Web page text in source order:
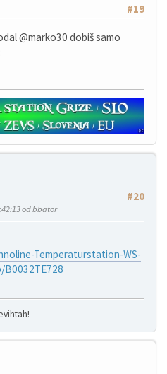
#19
@marko30 dobiš samo
#20
od bbator
Temperaturstation-WS-